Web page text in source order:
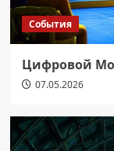
События
Цифровой
07.05.2026